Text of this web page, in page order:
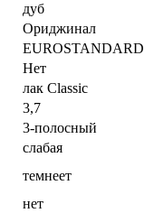
дуб
Ориджинал
EUROSTANDARD
Нет
лак Classic
3,7
3-полосный
слабая
темнеет
нет